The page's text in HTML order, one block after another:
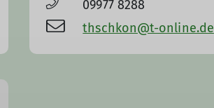
09977 8288
thschkon@t-online.de